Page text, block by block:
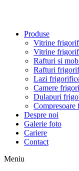
Produse
Vitrine
Vitrine
Rafturi si
Rafturi
Lazi
Camere
Dulapuri
Despre noi
Galerie foto
Cariere
Contact
Meniu